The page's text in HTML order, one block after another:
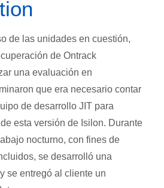
de las unidades en cuestión,
de Ontrack
una evaluación en
que era necesario contar
de desarrollo JIT para
esta versión de Isilon. Durante
nocturno, con fines de
se desarrolló una
se entregó al cliente un